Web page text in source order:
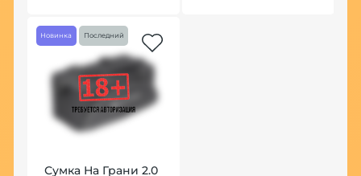
Новинка Последний
Сумка На Грани 2.0